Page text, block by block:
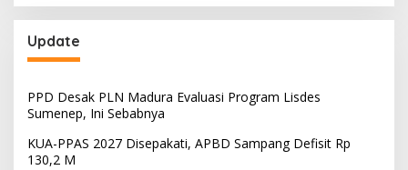
Update
PPD Desak PLN Madura Evaluasi Program Lisdes
Sumenep, Ini Sebabnya
KUA-PPAS 2027 Disepakati, APBD Sampang Defisit Rp
130,2 M